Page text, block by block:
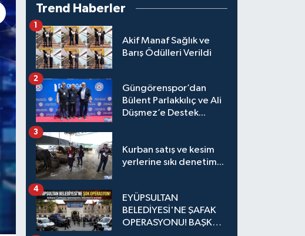
Trend Haberler
Akif Manaf Sağlık ve
Barış Ödülleri Verildi
1
Güngörenspor’dan
Bülent Parlakkılıç ve Ali
Düşmez’e Destek...
2
Kurban satış ve kesim
yerlerine sıkı denetim...
3
EYÜPSULTAN
BELEDİYESİ'NE ŞAFAK
OPERASYONU! BAŞKAN
4